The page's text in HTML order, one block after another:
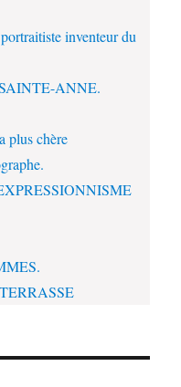
inventeur du
ANNE.
plus chère